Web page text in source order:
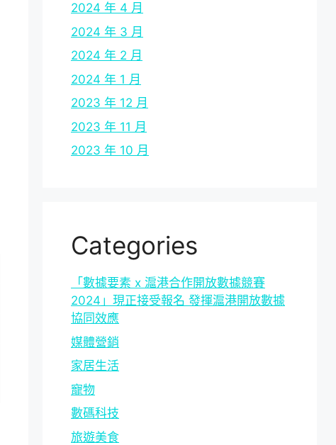
2024 年 4 月
2024 年 3 月
2024 年 2 月
2024 年 1 月
2023 年 12 月
2023 年 11 月
2023 年 10 月
Categories
「數據要素 x 滬港合作開放數據競賽
2024」現正接受報名 發揮滬港開放數據
協同效應
媒體營銷
家居生活
寵物
數碼科技
旅遊美食